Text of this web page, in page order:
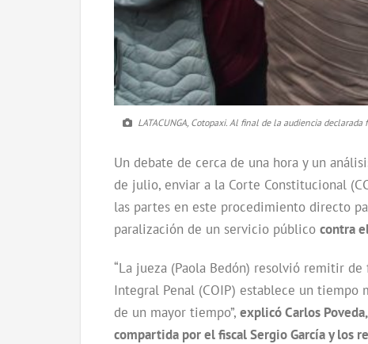
LATACUNGA, Cotopaxi. Al final de la audiencia
Un debate de cerca de una hora y un
de julio, enviar a la Corte Constitucional
las partes en este procedimiento directo
paralización de un servicio público contra
“La jueza (Paola Bedón) resolvió remitir
Integral Penal (COIP) establece un tiempo
de un mayor tiempo”, explicó Carlos
compartida por el fiscal Sergio García y los